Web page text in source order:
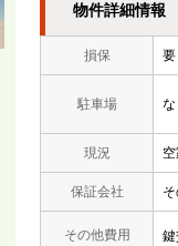
物件詳細情報
損保 要
駐車場 な
現況
保証会社
その他費用